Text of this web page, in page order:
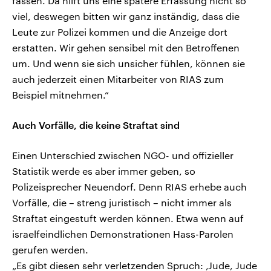
viel, deswegen bitten wir ganz inständig, dass die
Leute zur Polizei kommen und die Anzeige dort
erstatten. Wir gehen sensibel mit den Betroffenen
um. Und wenn sie sich unsicher fühlen, können sie
auch jederzeit einen Mitarbeiter von RIAS zum
Beispiel mitnehmen.“
Auch Vorfälle, die keine Straftat sind
Einen Unterschied zwischen NGO- und offizieller
Statistik werde es aber immer geben, so
Polizeisprecher Neuendorf. Denn RIAS erhebe auch
Vorfälle, die – streng juristisch – nicht immer als
Straftat eingestuft werden können. Etwa wenn auf
israelfeindlichen Demonstrationen Hass-Parolen
gerufen werden.
„Es gibt diesen sehr verletzenden Spruch: ‚Jude, Jude